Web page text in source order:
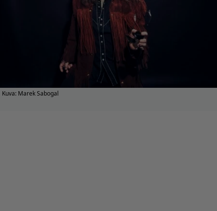
Kuva: Marek Sabogal